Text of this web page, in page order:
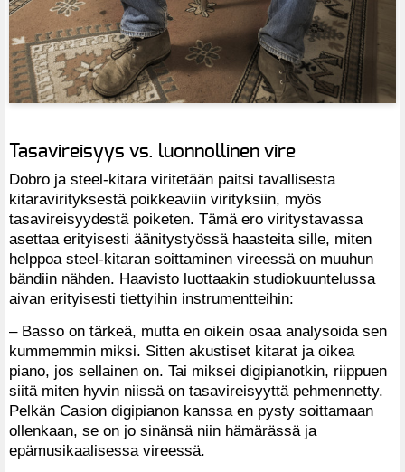
Tasavireisyys vs. luonnollinen vire
Dobro ja steel-kitara viritetään paitsi tavallisesta
kitaravirityksestä poikkeaviin virityksiin, myös
tasavireisyydestä poiketen. Tämä ero viritystavassa
asettaa erityisesti äänitystyössä haasteita sille, miten
helppoa steel-kitaran soittaminen vireessä on muuhun
bändiin nähden. Haavisto luottaakin studiokuuntelussa
aivan erityisesti tiettyihin instrumentteihin:
– Basso on tärkeä, mutta en oikein osaa analysoida sen
kummemmin miksi. Sitten akustiset kitarat ja oikea
piano, jos sellainen on. Tai miksei digipianotkin, riippuen
siitä miten hyvin niissä on tasavireisyyttä pehmennetty.
Pelkän Casion digipianon kanssa en pysty soittamaan
ollenkaan, se on jo sinänsä niin hämärässä ja
epämusikaalisessa vireessä.